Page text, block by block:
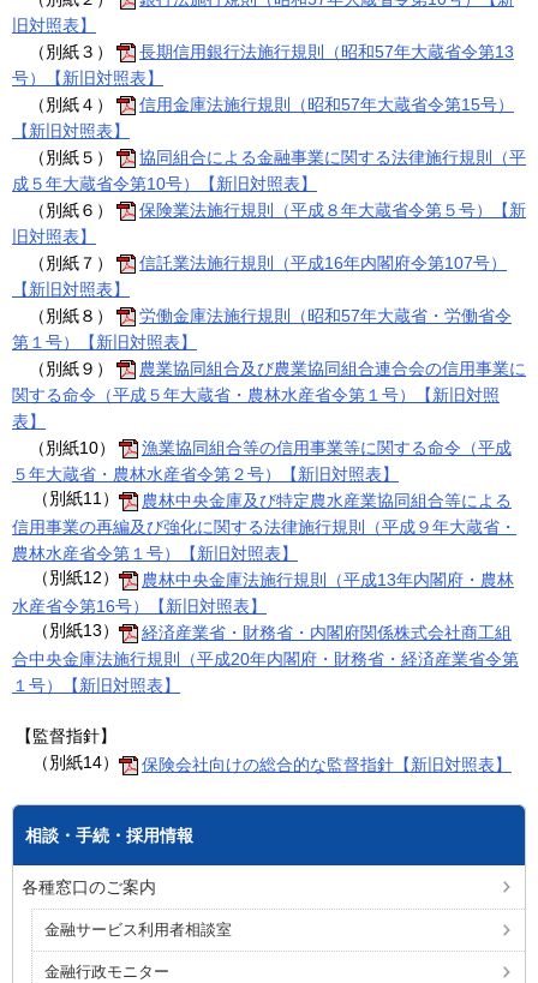
旧対照表】
（別紙３）
長期信用銀行法施行規則（昭和57年大蔵省令第13
号）【新旧対照表】
（別紙４）
信用金庫法施行規則（昭和57年大蔵省令第15号）
【新旧対照表】
（別紙５）
協同組合による金融事業に関する法律施行規則（平
成５年大蔵省令第10号）【新旧対照表】
（別紙６）
保険業法施行規則（平成８年大蔵省令第５号）【新
旧対照表】
（別紙７）
信託業法施行規則（平成16年内閣府令第107号）
【新旧対照表】
（別紙８）
労働金庫法施行規則（昭和57年大蔵省・労働省令
第１号）【新旧対照表】
（別紙９）
農業協同組合及び農業協同組合連合会の信用事業に
関する命令（平成５年大蔵省・農林水産省令第１号）【新旧対照
表】
（別紙10）
漁業協同組合等の信用事業等に関する命令（平成
５年大蔵省・農林水産省令第２号）【新旧対照表】
（別紙11）
農林中央金庫及び特定農水産業協同組合等による
信用事業の再編及び強化に関する法律施行規則（平成９年大蔵省・
農林水産省令第１号）【新旧対照表】
（別紙12）
農林中央金庫法施行規則（平成13年内閣府・農林
水産省令第16号）【新旧対照表】
（別紙13）
経済産業省・財務省・内閣府関係株式会社商工組
合中央金庫法施行規則（平成20年内閣府・財務省・経済産業省令第
１号）【新旧対照表】
【監督指針】
（別紙14）
保険会社向けの総合的な監督指針【新旧対照表】
相談・手続・採用情報
各種窓口のご案内
金融サービス利用者相談室
金融行政モニター